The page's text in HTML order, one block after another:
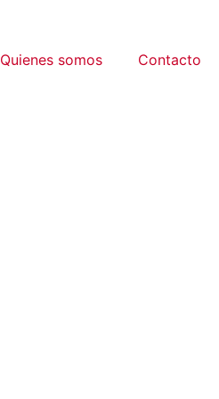
Quienes somos Contacto